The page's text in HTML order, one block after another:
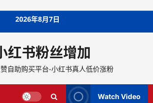
2026年8月7日
红书粉丝增加
自助购买平台-小红书真人低价涨粉
Watch Video